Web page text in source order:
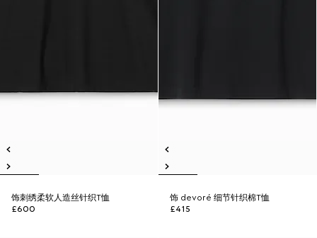
饰刺绣柔软人造丝针织T恤
£600
饰 devoré 细节针织棉T恤
£415